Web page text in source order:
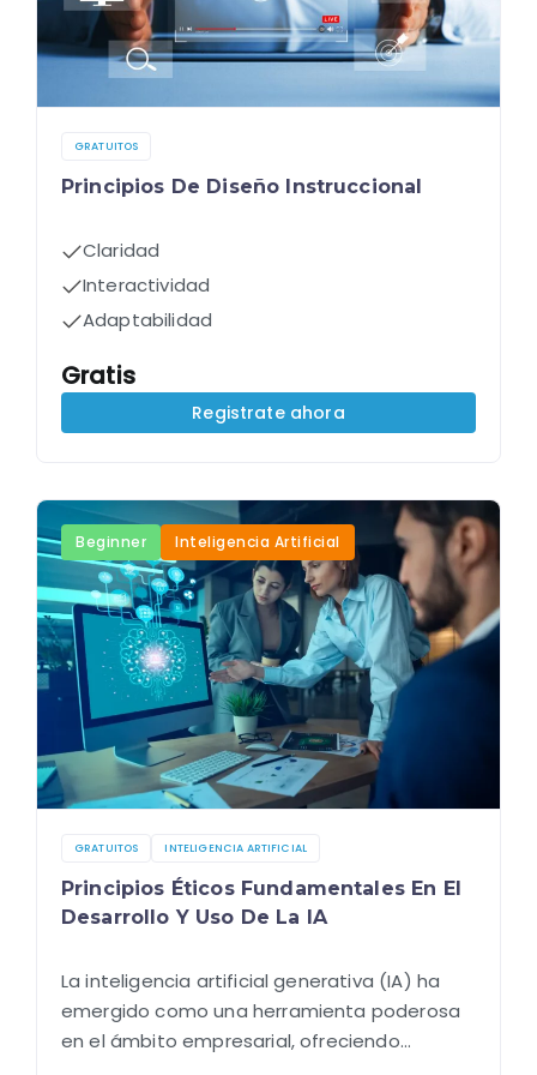
GRATUITOS
Principios De Diseño Instruccional
Claridad
Interactividad
Adaptabilidad
Gratis
Registrate ahora
Beginner Inteligencia Artificial
GRATUITOS INTELIGENCIA ARTIFICIAL
Principios Éticos Fundamentales En El
Desarrollo Y Uso De La IA
La inteligencia artificial generativa (IA) ha
emergido como una herramienta poderosa
en el ámbito empresarial, ofreciendo